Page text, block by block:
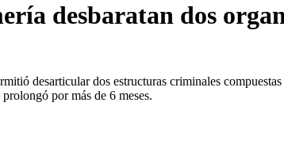
desbaratan dos
desarticular dos estructuras criminales
por más de 6 meses.